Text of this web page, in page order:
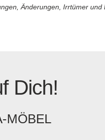
Änderungen, Irrtümer
Dich!
MÖBEL